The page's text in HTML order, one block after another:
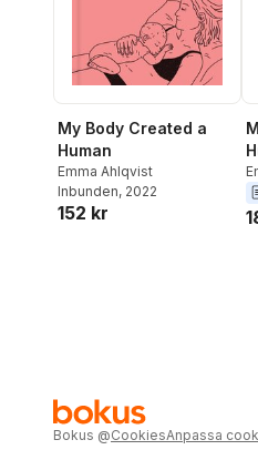
My Body Created a
Human
Emma Ahlqvist
Inbunden, 2022
152 kr
Bokus @CookiesAnpassa